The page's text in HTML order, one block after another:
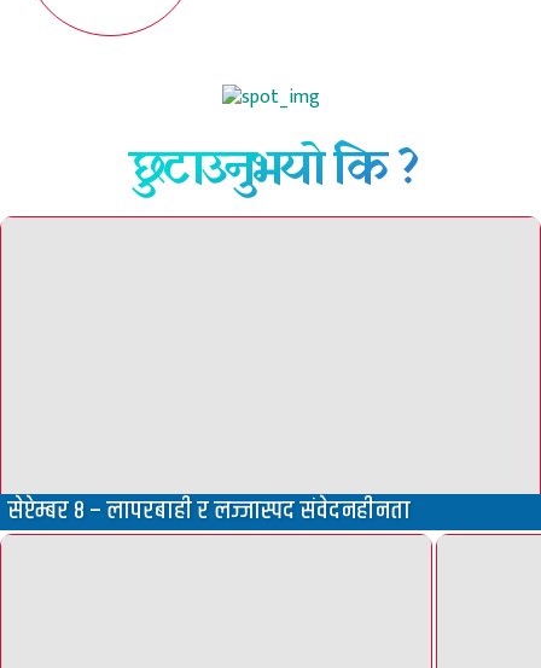
छुटाउनुभयो कि ?
सेप्टेम्बर ८ – लापरबाही र लज्जास्पद संवेदनहीनता